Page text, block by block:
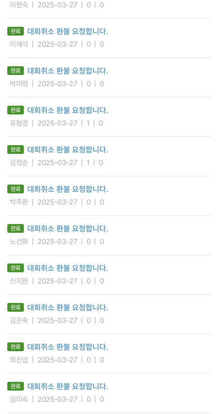
이현숙 2025-03-27 0 0
완료 대회취소 환불 요청합니다.
이재석 2025-03-27 0 0
완료 대회취소 환불 요청합니다.
박미령 2025-03-27 0 0
완료 대회취소 환불 요청합니다.
유형경 2025-03-27 1 0
완료 대회취소 환불 요청합니다.
김정순 2025-03-27 1 0
완료 대회취소 환불 요청합니다.
박주환 2025-03-27 0 0
완료 대회취소 환불 요청합니다.
노선화 2025-03-27 0 0
완료 대회취소 환불 요청합니다.
신지원 2025-03-27 0 0
완료 대회취소 환불 요청합니다.
김은숙 2025-03-27 0 0
완료 대회취소 환불 요청합니다.
최진섭 2025-03-27 0 0
완료 대회취소 환불 요청합니다.
김미숙 2025-03-27 0 0